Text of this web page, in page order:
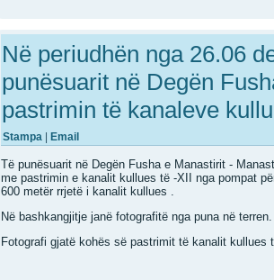
Në periudhën nga 26.06
punësuarit në Degën
pastrimin të kanaleve
Stampa | Email
Të punësuarit në Degën Fusha e Manastirit -
me pastrimin e kanalit kullues të -XII nga pompat
600 metër rrjetë i kanalit kullues .
Në bashkangjitje janë fotografitë nga puna në terren.
Fotografi gjatë kohës së pastrimit të kanalit kullues